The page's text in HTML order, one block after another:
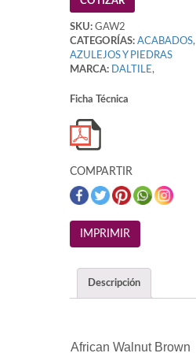
SKU: GAW2
CATEGORÍAS: ACABADOS,
AZULEJOS Y PIEDRAS
MARCA: DALTILE,
Ficha Técnica
COMPARTIR
Descripción
African Walnut Brown